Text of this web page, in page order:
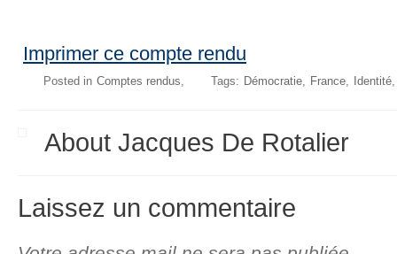
Imprimer ce compte rendu
Posted in Comptes rendus Tags: Démocratie France Identité
About Jacques De Rotalier
Laissez un commentaire